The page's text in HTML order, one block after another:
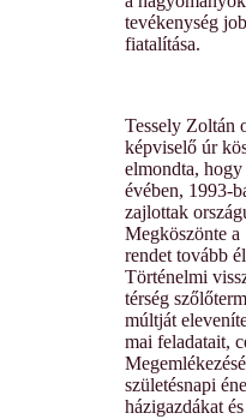
tevékenység
fiatalítása.
Tessely Zoltán
képviselő úr
elmondta,
évében, 1993-
zajlottak
Megköszönte a
rendet tovább
Történelmi
térség
múltját
mai feladatait,
születésnapi
házigazdákat